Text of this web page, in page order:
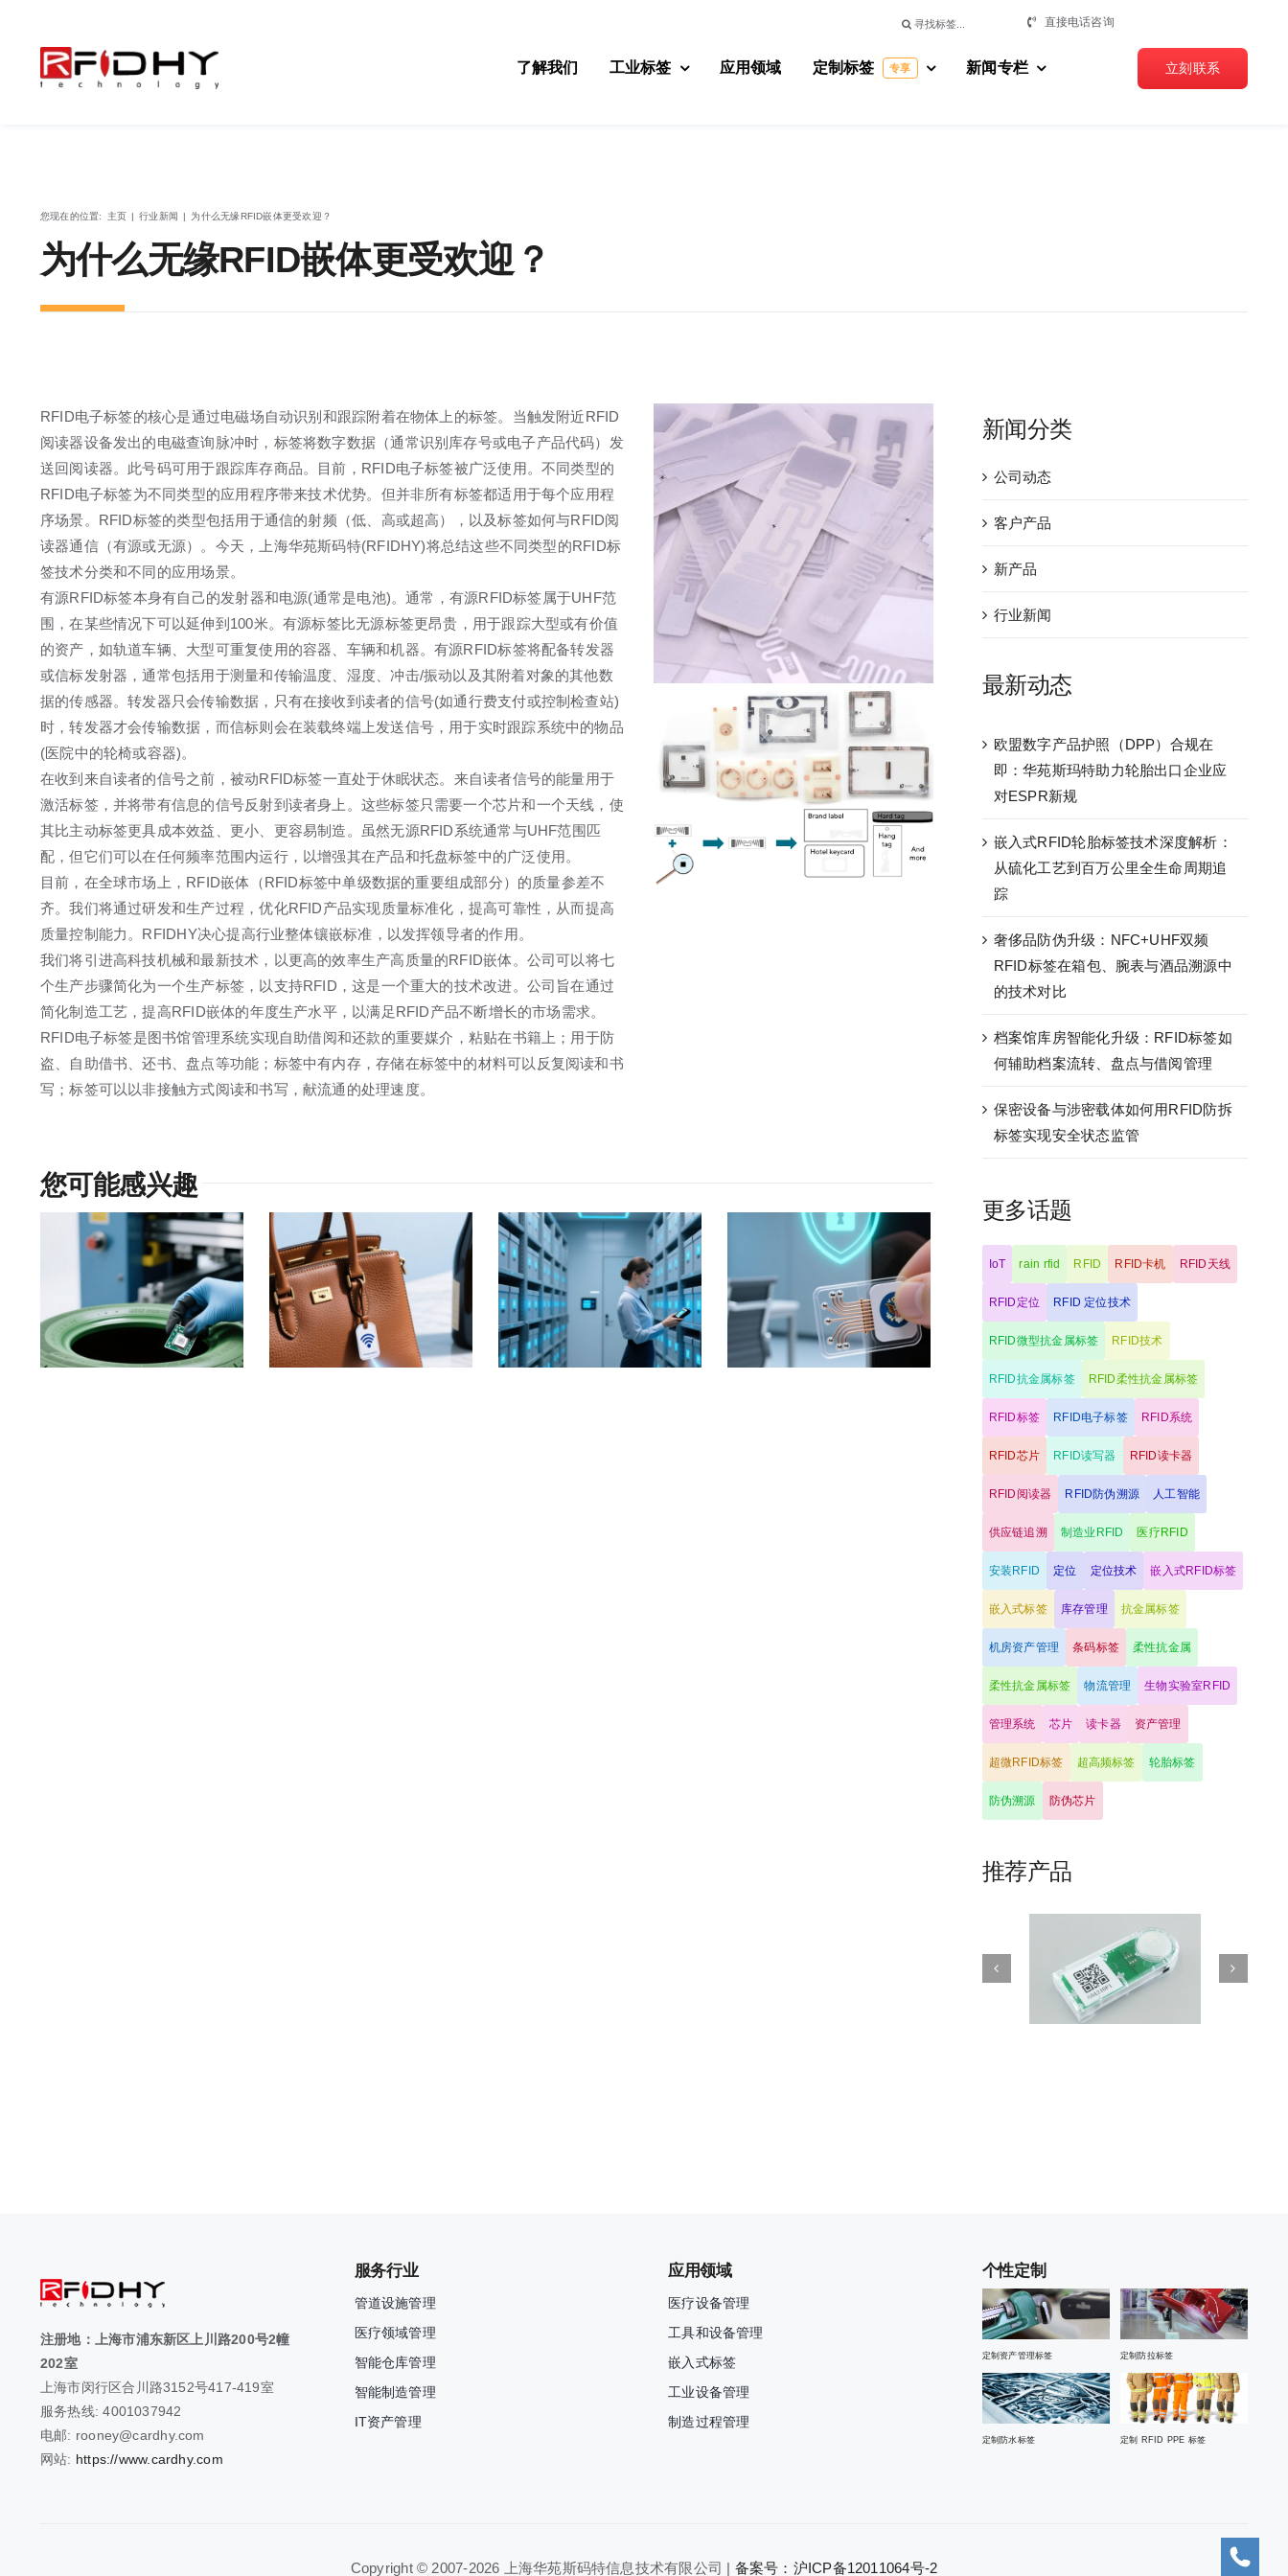
搜
直接电话咨询
了解我们 工业标签 应用领域 定制标签 专享 新闻专栏 立刻联系
您现在的位置: 主页 | 行业新闻 | 为什么无缘RFID嵌体更受欢迎？
为什么无缘RFID嵌体更受欢迎？
RFID电子标签的核心是通过电磁场自动识别和跟踪附着在物体上的标签。当触发附近RFID
阅读器设备发出的电磁查询脉冲时，标签将数字数据（通常识别库存号或电子产品代码）发
送回阅读器。此号码可用于跟踪库存商品。目前，RFID电子标签被广泛使用。不同类型的
RFID电子标签为不同类型的应用程序带来技术优势。但并非所有标签都适用于每个应用程
序场景。RFID标签的类型包括用于通信的射频（低、高或超高），以及标签如何与RFID阅
读器通信（有源或无源）。今天，上海华苑斯码特(RFIDHY)将总结这些不同类型的RFID标
签技术分类和不同的应用场景。
有源RFID标签本身有自己的发射器和电源(通常是电池)。通常，有源RFID标签属于UHF范
围，在某些情况下可以延伸到100米。有源标签比无源标签更昂贵，用于跟踪大型或有价值
的资产，如轨道车辆、大型可重复使用的容器、车辆和机器。有源RFID标签将配备转发器
或信标发射器，通常包括用于测量和传输温度、湿度、冲击/振动以及其附着对象的其他数
据的传感器。转发器只会传输数据，只有在接收到读者的信号(如通行费支付或控制检查站)
时，转发器才会传输数据，而信标则会在装载终端上发送信号，用于实时跟踪系统中的物品
(医院中的轮椅或容器)。
在收到来自读者的信号之前，被动RFID标签一直处于休眠状态。来自读者信号的能量用于
激活标签，并将带有信息的信号反射到读者身上。这些标签只需要一个芯片和一个天线，使
其比主动标签更具成本效益、更小、更容易制造。虽然无源RFID系统通常与UHF范围匹
配，但它们可以在任何频率范围内运行，以增强其在产品和托盘标签中的广泛使用。
目前，在全球市场上，RFID嵌体（RFID标签中单级数据的重要组成部分）的质量参差不
齐。我们将通过研发和生产过程，优化RFID产品实现质量标准化，提高可靠性，从而提高
质量控制能力。RFIDHY决心提高行业整体镶嵌标准，以发挥领导者的作用。
我们将引进高科技机械和最新技术，以更高的效率生产高质量的RFID嵌体。公司可以将七
个生产步骤简化为一个生产标签，以支持RFID，这是一个重大的技术改进。公司旨在通过
简化制造工艺，提高RFID嵌体的年度生产水平，以满足RFID产品不断增长的市场需求。
RFID电子标签是图书馆管理系统实现自助借阅和还款的重要媒介，粘贴在书籍上；用于防
盗、自助借书、还书、盘点等功能；标签中有内存，存储在标签中的材料可以反复阅读和书
写；标签可以以非接触方式阅读和书写，献流通的处理速度。
您可能感兴趣
新闻分类
公司动态
客户产品
新产品
行业新闻
最新动态
欧盟数字产品护照（DPP）合规在
即：华苑斯玛特助力轮胎出口企业应
对ESPR新规
嵌入式RFID轮胎标签技术深度解析：
从硫化工艺到百万公里全生命周期追
踪
奢侈品防伪升级：NFC+UHF双频
RFID标签在箱包、腕表与酒品溯源中
的技术对比
档案馆库房智能化升级：RFID标签如
何辅助档案流转、盘点与借阅管理
保密设备与涉密载体如何用RFID防拆
标签实现安全状态监管
更多话题
IoT rain rfid RFID RFID卡机 RFID天线
RFID定位 RFID 定位技术
RFID微型抗金属标签 RFID技术
RFID抗金属标签 RFID柔性抗金属标签
RFID标签 RFID电子标签 RFID系统
RFID芯片 RFID读写器 RFID读卡器
RFID阅读器 RFID防伪溯源 人工智能
供应链追溯 制造业RFID 医疗RFID
安装RFID 定位 定位技术 嵌入式RFID标签
嵌入式标签 库存管理 抗金属标签
机房资产管理 条码标签 柔性抗金属
柔性抗金属标签 物流管理 生物实验室RFID
管理系统 芯片 读卡器 资产管理
超微RFID标签 超高频标签 轮胎标签
防伪溯源 防伪芯片
推荐产品
注册地：上海市浦东新区上川路200号2幢
202室
上海市闵行区合川路3152号417-419室
服务热线: 4001037942
电邮: rooney@cardhy.com
网站: https://www.cardhy.com
服务行业
管道设施管理
医疗领域管理
智能仓库管理
智能制造管理
IT资产管理
应用领域
医疗设备管理
工具和设备管理
嵌入式标签
工业设备管理
制造过程管理
个性定制
定制资产管理标签
定制防水标签
定制防拉标签
定制 RFID PPE 标签
Copyright © 2007-2026 上海华苑斯码特信息技术有限公司 | 备案号：沪ICP备12011064号-2